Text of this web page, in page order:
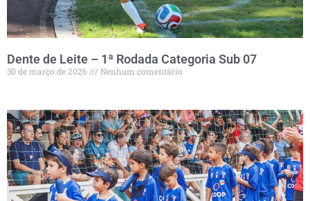
Dente de Leite – 1ª Rodada Categoria Sub 07
30 de março de 2026 Nenhum comentário